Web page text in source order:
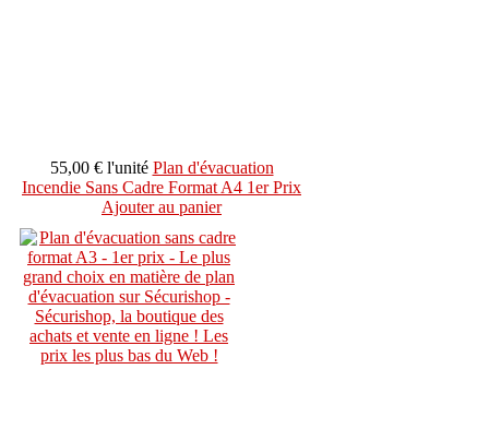
55,00 € l'unité Plan d'évacuation
Incendie Sans Cadre Format A4 1er Prix
Ajouter au panier